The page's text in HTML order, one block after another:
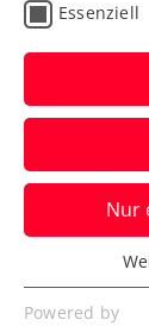
ITF
Das
erst im
Essenziell
Nur
Essenziell
Essenzielle
Powered by